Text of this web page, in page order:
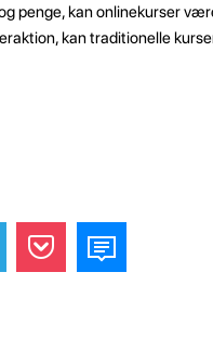
penge, kan onlinekurser
kan traditionelle